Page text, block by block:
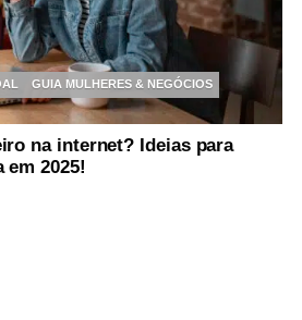
GUIA MULHERES & NEGÓCIOS
na internet? Ideias para
em 2025!